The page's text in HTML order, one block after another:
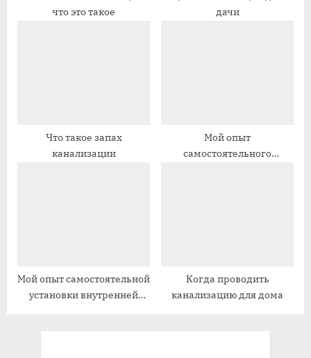
п
что это такое
дачи
Что такое запах
канализации
Мой опыт
самостоятельного
Мой опыт самостоятельной
установки внутренней
Когда проводить
канализацию для дома